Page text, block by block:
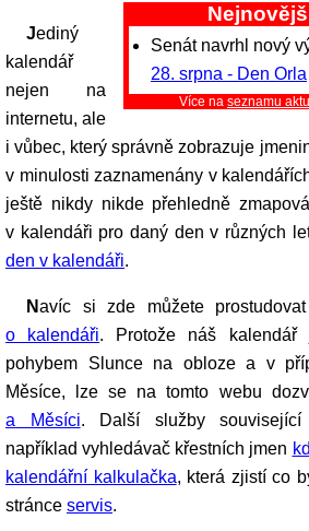
Senát navrhl nový
28. srpna - Den Orla
Více na seznamu
Jediný
kalendář
nejen na
internetu, ale
i vůbec, který správně zobrazuje
v minulosti zaznamenány v
ještě nikdy nikde přehledně
v kalendáři pro daný den v různých
den v kalendáři.
Navíc si zde můžete
o kalendáři. Protože náš kalendář
pohybem Slunce na obloze a v
Měsíce, lze se na tomto webu
a Měsíci. Další služby
například vyhledávač křestních jmen
kalendářní kalkulačka, která zjistí co
stránce servis.